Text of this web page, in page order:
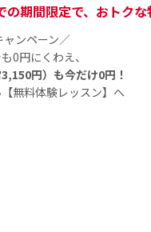
の期間限定で、おトク
ャンペーン／
0円にくわえ、
円）も今だけ0円！
無料体験レッスン】へ